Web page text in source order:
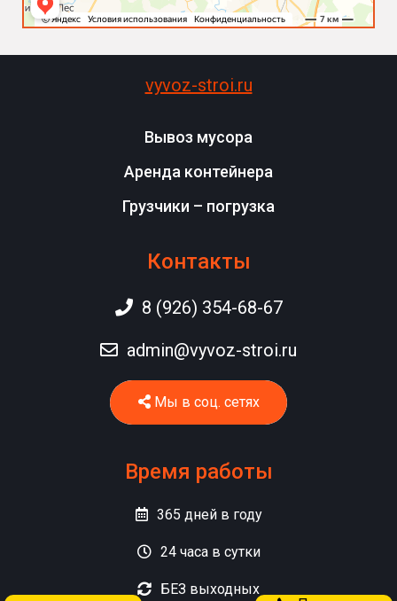
vyvoz-stroi.ru
Вывоз мусора
Аренда контейнера
Грузчики – погрузка
Контакты
8 (926) 354-68-67
admin@vyvoz-stroi.ru
Мы в соц. сетях
Время работы
365 дней в году
24часа в сутки
БЕЗ выходных